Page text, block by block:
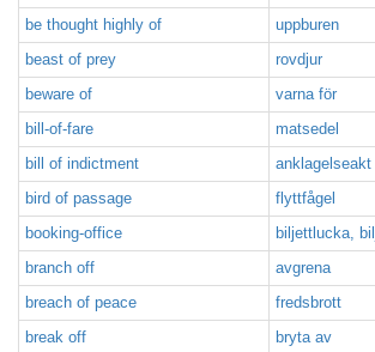
be thought highly of
uppburen
beast of prey
rovdjur
beware of
varna för
bill-of-fare
matsedel
bill of indictment
anklagelseakt
bird of passage
flyttfågel
booking-office
biljettlucka,
branch off
avgrena
breach of peace
fredsbrott
break off
bryta av